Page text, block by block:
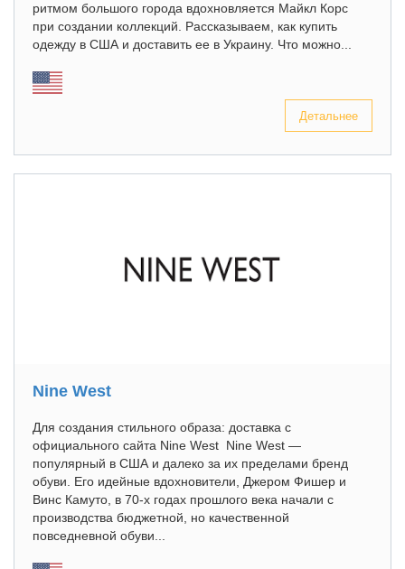
ритмом большого города вдохновляется Майкл Корс
при создании коллекций. Рассказываем, как купить
одежду в США и доставить ее в Украину. Что можно...
Детальнее
Nine West
Для создания стильного образа: доставка с
официального сайта Nine West Nine West —
популярный в США и далеко за их пределами бренд
обуви. Его идейные вдохновители, Джером Фишер и
Винс Камуто, в 70-х годах прошлого века начали с
производства бюджетной, но качественной
повседневной обуви...